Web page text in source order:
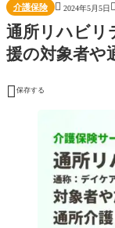
介護保険  2024年5月5日 
通所リハビ
援の対象者や
 保存する